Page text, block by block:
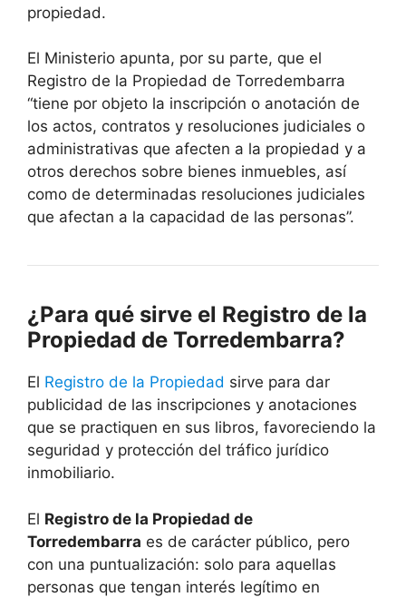
propiedad.
El Ministerio apunta, por su parte, que el
Registro de la Propiedad de Torredembarra
“tiene por objeto la inscripción o anotación de
los actos, contratos y resoluciones judiciales o
administrativas que afecten a la propiedad y a
otros derechos sobre bienes inmuebles, así
como de determinadas resoluciones judiciales
que afectan a la capacidad de las personas”.
¿Para qué sirve el Registro de la
Propiedad de Torredembarra?
El Registro de la Propiedad sirve para dar
publicidad de las inscripciones y anotaciones
que se practiquen en sus libros, favoreciendo la
seguridad y protección del tráfico jurídico
inmobiliario.
El Registro de la Propiedad de
Torredembarra es de carácter público, pero
con una puntualización: solo para aquellas
personas que tengan interés legítimo en